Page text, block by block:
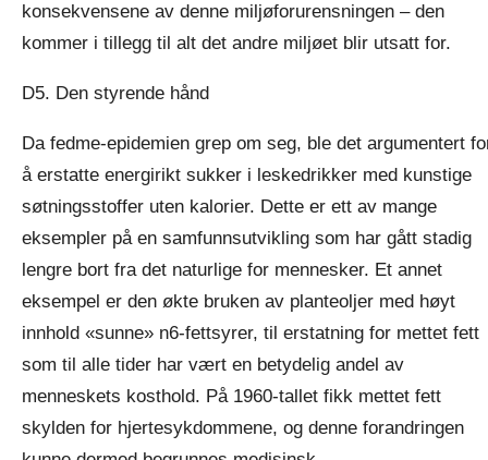
konsekvensene av denne miljøforurensningen – den
kommer i tillegg til alt det andre miljøet blir utsatt for.
D5. Den styrende hånd
Da fedme-epidemien grep om seg, ble det argumentert
å erstatte energirikt sukker i leskedrikker med kunstige
søtningsstoffer uten kalorier. Dette er ett av mange
eksempler på en samfunnsutvikling som har gått stadig
lengre bort fra det naturlige for mennesker. Et annet
eksempel er den økte bruken av planteoljer med høyt
innhold «sunne» n6-fettsyrer, til erstatning for mettet fett
som til alle tider har vært en betydelig andel av
menneskets kosthold. På 1960-tallet fikk mettet fett
skylden for hjertesykdommene, og denne forandringen